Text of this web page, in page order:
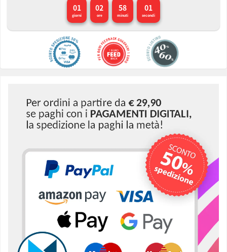
01
giorni
02
ore
58
minuti
01
secondi